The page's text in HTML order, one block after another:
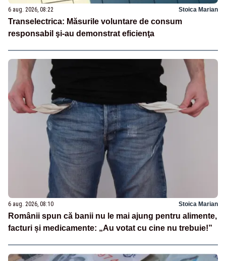
6 aug. 2026, 08:22 Stoica Marian
Transelectrica: Măsurile voluntare de consum
responsabil şi-au demonstrat eficienţa
6 aug. 2026, 08:10 Stoica Marian
Românii spun că banii nu le mai ajung pentru alimente,
facturi și medicamente: „Au votat cu cine nu trebuie!”